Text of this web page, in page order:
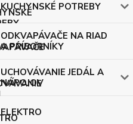
KUCHYNSKÉ POTREBY
ODKVAPÁVAČE NA RIAD
A PRÍBORNÍKY
UCHOVÁVANIE JEDÁL A
NÁPOJOV
ELEKTRO